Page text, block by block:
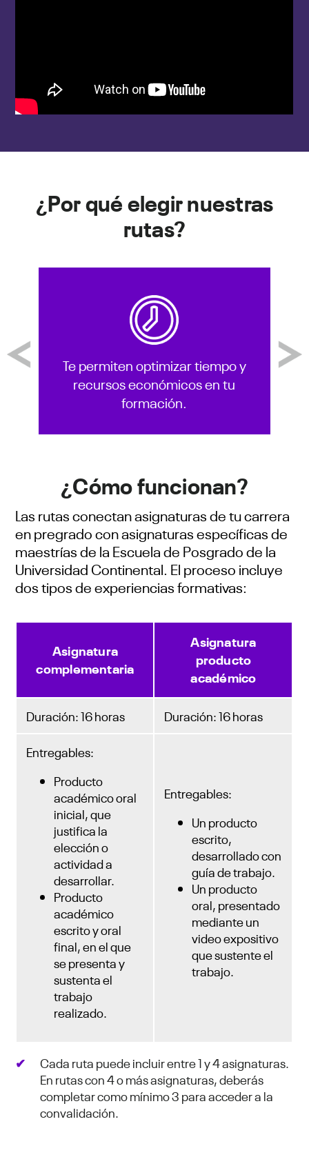
¿Por qué elegir nuestras
rutas?
Previous
Te permiten optimizar tiempo y
recursos económicos en tu
formación.
Next
¿Cómo funcionan?
Las rutas conectan asignaturas de tu carrera
en pregrado con asignaturas específicas de
maestrías de la Escuela de Posgrado de la
Universidad Continental. El proceso incluye
dos tipos de experiencias formativas:
Asignatura
complementaria
Asignatura
producto
académico
Duración: 16 horas Duración: 16 horas
Entregables:
Producto
académico oral
inicial, que
justifica la
elección o
actividad a
desarrollar.
Producto
académico
escrito y oral
final, en el que
se presenta y
sustenta el
trabajo
realizado.
Entregables:
Un producto
escrito,
desarrollado con
guía de trabajo.
Un producto
oral, presentado
mediante un
video expositivo
que sustente el
trabajo.
Cada ruta puede incluir entre 1 y 4 asignaturas.
En rutas con 4 o más asignaturas, deberás
completar como mínimo 3 para acceder a la
convalidación.